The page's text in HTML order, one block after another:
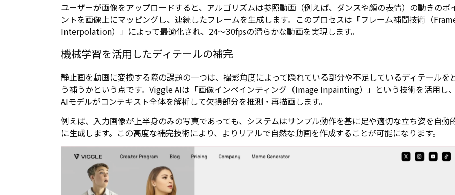
ユーザーが画像をアップロードすると、アルゴリズムは参照動画（例えば、ダンスや顔の表情）の動きのポ
ントを画像上にマッピングし、連続したフレームを生成します。このプロセスは「フレーム補間技術（
Interpolation）」によって最適化され、24～30fpsの滑らかな動画を実現します。
機械学習を活用したディテールの補完
静止画を動画に変換する際の課題の一つは、撮影角度によって隠れている部分や不足しているディテールを
う補うかという点です。Viggle AIは「画像インペインティング（Image Inpainting）」という技術を活用し
AIモデルがコンテキスト全体を解析して欠損部分を推測・再描画します。
例えば、入力画像が上半身のみの写真であっても、システムはサンプル動作を基に足や適切な立ち姿を自動
に生成します。この高度な補完技術により、よりリアルで自然な動画を作成することが可能になります。